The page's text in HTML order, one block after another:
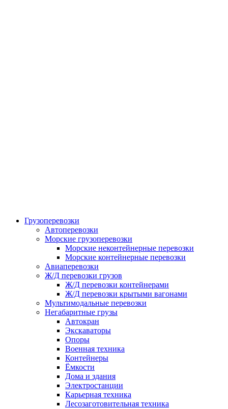
Грузоперевозки
Автоперевозки
Морские грузоперевозки
Морские неконтейнерные перевозки
Морские контейнерные перевозки
Авиаперевозки
Ж/Д перевозки грузов
Ж/Д перевозки контейнерами
Ж/Д перевозки крытыми вагонами
Мультимодальные перевозки
Негабаритные грузы
Автокран
Экскаваторы
Опоры
Военная техника
Контейнеры
Ёмкости
Дома и здания
Электростанции
Карьерная техника
Лесозаготовительная техника